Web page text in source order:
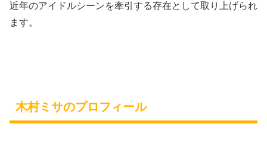
近年のアイドルシーンを牽引する存在として取り上げられ
ます。
木村ミサのプロフィール